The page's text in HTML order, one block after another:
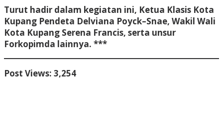
Turut hadir dalam kegiatan ini, Ketua Klasis Kota
Kupang Pendeta Delviana Poyck–Snae, Wakil Wali
Kota Kupang Serena Francis, serta unsur
Forkopimda lainnya. ***
Post Views: 3,254